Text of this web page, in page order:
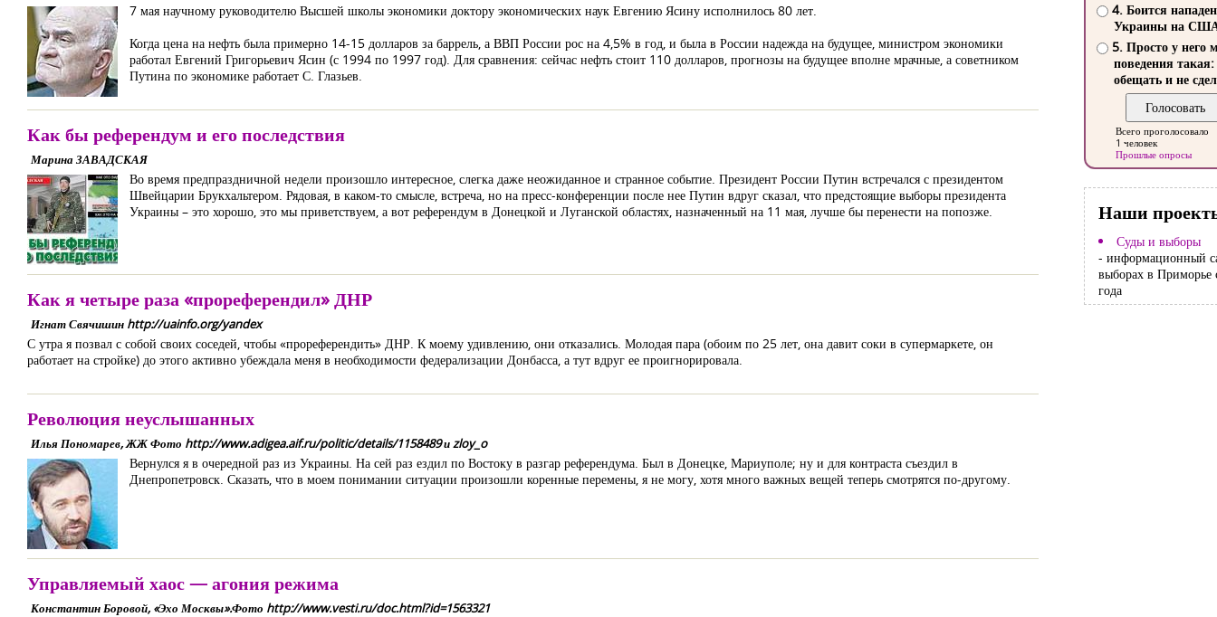
7 мая научному руководителю Высшей школы экономики доктору экономических наук Евгению Ясину исполнилось 80 лет.
Когда цена на нефть была примерно 14-15 долларов за баррель, а ВВП России рос на 4,5% в год, и была в России надежда на будущее, министром экономики
работал Евгений Григорьевич Ясин (с 1994 по 1997 год). Для сравнения: сейчас нефть стоит 110 долларов, прогнозы на будущее вполне мрачные, а советником
Путина по экономике работает С. Глазьев.
Как бы референдум и его последствия
Марина ЗАВАДСКАЯ
Во время предпраздничной недели произошло интересное, слегка даже неожиданное и странное событие. Президент России Путин встречался с президентом
Швейцарии Брукхальтером. Рядовая, в каком-то смысле, встреча, но на пресс-конференции после нее Путин вдруг сказал, что предстоящие выборы президента
Украины – это хорошо, это мы приветствуем, а вот референдум в Донецкой и Луганской областях, назначенный на 11 мая, лучше бы перенести на попозже.
Как я четыре раза «прореферендил» ДНР
Игнат Свячишин http://uainfo.org/yandex
С утра я позвал с собой своих соседей, чтобы «прореферендить» ДНР. К моему удивлению, они отказались. Молодая пара (обоим по 25 лет, она давит соки в супермаркете, он
работает на стройке) до этого активно убеждала меня в необходимости федерализации Донбасса, а тут вдруг ее проигнорировала.
Революция неуслышанных
Илья Пономарев, ЖЖ Фото http://www.adigea.aif.ru/politic/details/1158489 и zloy_o
Вернулся я в очередной раз из Украины. На сей раз ездил по Востоку в разгар референдума. Был в Донецке, Мариуполе; ну и для контраста съездил в
Днепропетровск. Сказать, что в моем понимании ситуации произошли коренные перемены, я не могу, хотя много важных вещей теперь смотрятся по-другому.
Управляемый хаос — агония режима
Константин Боровой, «Эхо Москвы».Фото http://www.vesti.ru/doc.html?id=1563321
4. Боится
Украины на
5. Просто у него
поведения такая:
обещать и не
Всего проголосовало
1 человек
Прошлые опросы
Наши
Суды и выборы
- информационный
выборах в Приморье
года